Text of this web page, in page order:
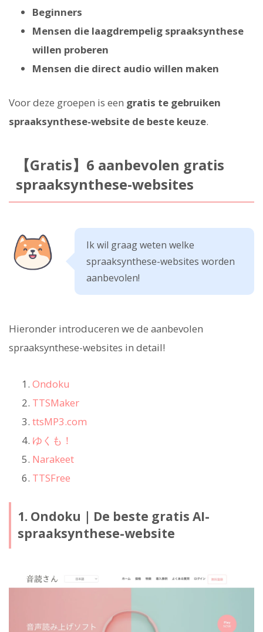
Beginners
Mensen die laagdrempelig spraaksynthese
willen proberen
Mensen die direct audio willen maken
Voor deze groepen is een gratis te gebruiken
spraaksynthese-website de beste keuze.
【Gratis】6 aanbevolen gratis
spraaksynthese-websites
Ik wil graag weten welke
spraaksynthese-websites worden
aanbevolen!
Hieronder introduceren we de aanbevolen
spraaksynthese-websites in detail!
Ondoku
TTSMaker
ttsMP3.com
ゆくも！
Narakeet
TTSFree
1. Ondoku｜De beste gratis AI-
spraaksynthese-website